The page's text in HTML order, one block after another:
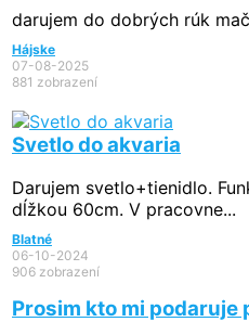
darujem do dobrých rúk
Hájske
07-08-2025
881 zobrazení
Svetlo do akvaria
Darujem svetlo+tienidlo.
dĺžkou 60cm. V pracovne...
Blatné
06-10-2024
906 zobrazení
Prosim kto mi